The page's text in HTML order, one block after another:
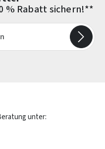
% Rabatt sichern!**
unter: